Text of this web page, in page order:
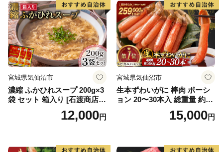
ノルウェー
宮城県気仙沼市
濃縮 ふかひれスープ 200g×3
袋 セット 箱入り [石渡商店
宮城県 気仙沼市 20563919]
レトルト スープ ふかひれ フ
温
12,000円
宮城県気仙沼市
生本ずわいがに 棒肉 ポーシ
ョン 20〜30本入 総重量 約50
0g [カネダイ 宮城県 気仙沼
市 20564322] むき身 カニ か
ニ脚 蟹脚 カニ棒肉 カニ 蟹
15,000円